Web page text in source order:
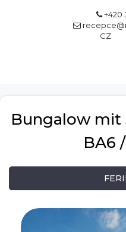
 +420

CZ
Bungalow mit
BA6